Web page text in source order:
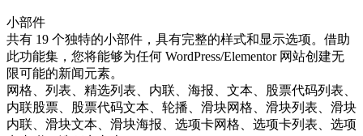
小部件
共有 19 个独特的小部件，具有完整的样式和显示选项。借助
此功能集，您将能够为任何 WordPress/Elementor 网站创建无
限可能的新闻元素。
网格、列表、精选列表、内联、海报、文本、股票代码列表、
内联股票、股票代码文本、轮播、滑块网格、滑块列表、滑块
内联、滑块文本、滑块海报、选项卡网格、选项卡列表、选项